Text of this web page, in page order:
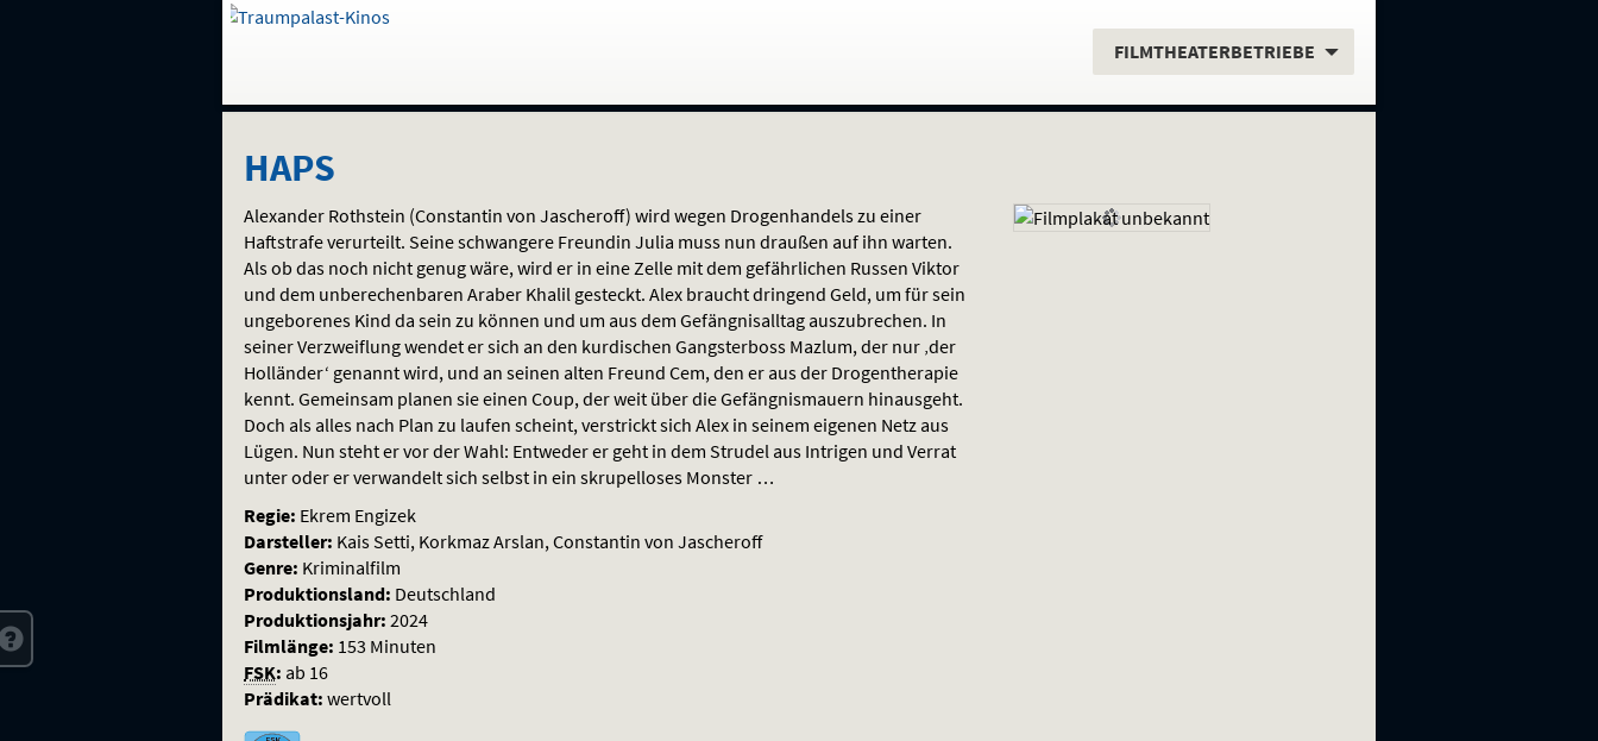
direkt
Inhalt
Menü
und
Service
Gehe
Auswahl
FILMTHEATERBETRIEBE
HAPS
HAPS
Alexander Rothstein (Constantin von Jascheroff) wird wegen Drogenhandels zu einer
Haftstrafe verurteilt. Seine schwangere Freundin Julia muss nun draußen auf ihn warten.
Als ob das noch nicht genug wäre, wird er in eine Zelle mit dem gefährlichen Russen Viktor
und dem unberechenbaren Araber Khalil gesteckt. Alex braucht dringend Geld, um für sein
ungeborenes Kind da sein zu können und um aus dem Gefängnisalltag auszubrechen. In
seiner Verzweiflung wendet er sich an den kurdischen Gangsterboss Mazlum, der nur ‚der
Holländer‘ genannt wird, und an seinen alten Freund Cem, den er aus der Drogentherapie
kennt. Gemeinsam planen sie einen Coup, der weit über die Gefängnismauern hinausgeht.
Doch als alles nach Plan zu laufen scheint, verstrickt sich Alex in seinem eigenen Netz aus
Lügen. Nun steht er vor der Wahl: Entweder er geht in dem Strudel aus Intrigen und Verrat
unter oder er verwandelt sich selbst in ein skrupelloses Monster …
Regie: Ekrem Engizek
Darsteller: Kais Setti, Korkmaz Arslan, Constantin von Jascheroff
Genre: Kriminalfilm
Produktionsland: Deutschland
Produktionsjahr: 2024
Filmlänge: 153 Minuten
FSK: ab 16
Prädikat: wertvoll